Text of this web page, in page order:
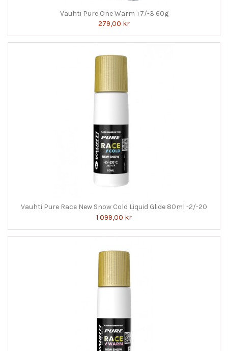
Vauhti Pure One Warm +7/-3 60g
279,00 kr
Vauhti Pure Race New Snow Cold Liquid Glide 80ml -2/-20
1 099,00 kr